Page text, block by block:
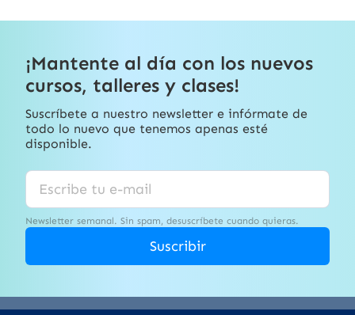
¡Mantente al día con los nuevos
cursos, talleres y clases!
Suscríbete a nuestro newsletter e infórmate de
todo lo nuevo que tenemos apenas esté
disponible.
Newsletter semanal. Sin spam, desuscríbete cuando quieras.
Suscribir